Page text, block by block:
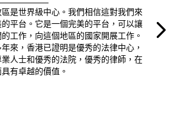
是世界級中心。我們相信這對我們來
平台。它是一個完美的平台，可以讓
工作，向這個地區的國家開展工作。
來，香港已證明是優秀的法律中心，
人士和優秀的法院，優秀的律師，在
有卓越的價值。